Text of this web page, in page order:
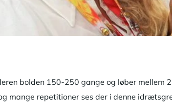
bolden 150-250 gange og løber mellem
mange repetitioner ses der i denne